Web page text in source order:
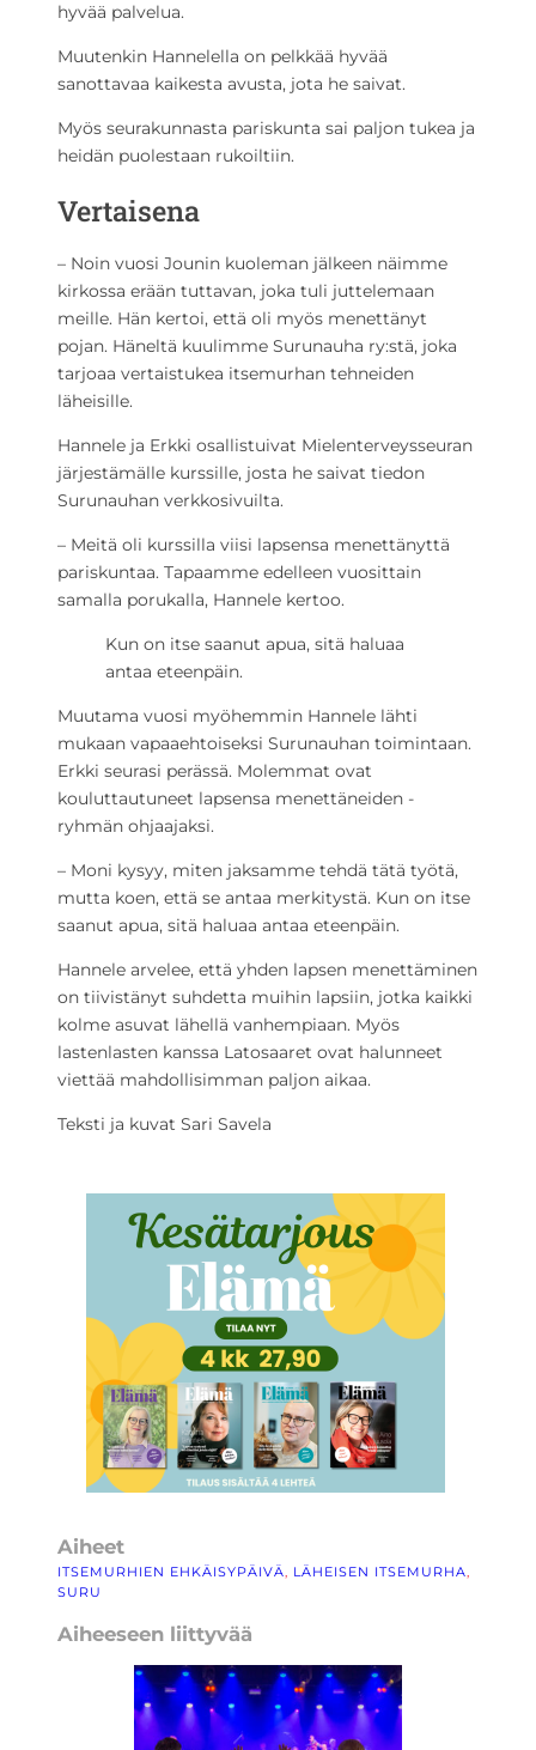
hyvää palvelua.
Muutenkin Hannelella on pelkkää hyvää
sanottavaa kaikesta avusta, jota he saivat.
Myös seurakunnasta pariskunta sai paljon tukea ja
heidän puolestaan rukoiltiin.
Vertaisena
– Noin vuosi Jounin kuoleman jälkeen näimme
kirkossa erään tuttavan, joka tuli juttelemaan
meille. Hän kertoi, että oli myös menettänyt
pojan. Häneltä kuulimme Surunauha ry:stä, joka
tarjoaa vertaistukea itsemurhan tehneiden
läheisille.
Hannele ja Erkki osallistuivat Mielenterveysseuran
järjestämälle kurssille, josta he saivat tiedon
Surunauhan verkkosivuilta.
– Meitä oli kurssilla viisi lapsensa menettänyttä
pariskuntaa. Tapaamme edelleen vuosittain
samalla porukalla, Hannele kertoo.
Kun on itse saanut apua, sitä haluaa
antaa eteenpäin.
Muutama vuosi myöhemmin Hannele lähti
mukaan vapaaehtoiseksi Surunauhan toimintaan.
Erkki seurasi perässä. Molemmat ovat
kouluttautuneet lapsensa menettäneiden -
ryhmän ohjaajaksi.
– Moni kysyy, miten jaksamme tehdä tätä työtä,
mutta koen, että se antaa merkitystä. Kun on itse
saanut apua, sitä haluaa antaa eteenpäin.
Hannele arvelee, että yhden lapsen menettäminen
on tiivistänyt suhdetta muihin lapsiin, jotka kaikki
kolme asuvat lähellä vanhempiaan. Myös
lastenlasten kanssa Latosaaret ovat halunneet
viettää mahdollisimman paljon aikaa.
Teksti ja kuvat Sari Savela
Aiheet
ITSEMURHIEN EHKÄISYPÄIVÄ, LÄHEISEN ITSEMURHA
SURU
Aiheeseen liittyvää